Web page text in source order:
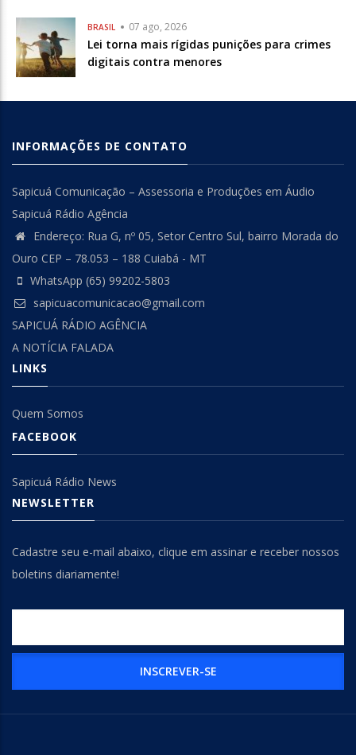
BRASIL 07 ago, 2026
Lei torna mais rígidas punições para crimes
digitais contra menores
INFORMAÇÕES DE CONTATO
Sapicuá Comunicação – Assessoria e Produções em Áudio
Sapicuá Rádio Agência
Endereço: Rua G, nº 05, Setor Centro Sul, bairro Morada do
Ouro CEP – 78.053 – 188 Cuiabá - MT
WhatsApp (65) 99202-5803
sapicuacomunicacao@gmail.com
SAPICUÁ RÁDIO AGÊNCIA
A NOTÍCIA FALADA
LINKS
Quem Somos
FACEBOOK
Sapicuá Rádio News
NEWSLETTER
Cadastre seu e-mail abaixo, clique em assinar e receber nossos
boletins diariamente!